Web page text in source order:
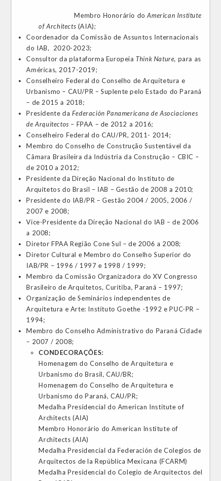
Membro Honorário doAmerican Institute
of Architects (AIA);
Coordenador da Comissão de Assuntos Internacionais
do IAB, 2020-2023;
Consultor da plataforma EuropeiaThink Nature, para as
Américas, 2017-2019;
Conselheiro Federal do Conselho de Arquitetura e
Urbanismo – CAU/PR – Suplente pelo Estado do Paraná
– de 2015 a 2018;
Presidente da Federación Panamericana de Asociaciones
de Arquitectos – FPAA – de 2012 a 2016;
Conselheiro Federal do CAU/PR, 2011- 2014;
Membro do Conselho de Construção Sustentável da
Câmara Brasileira da Indústria da Construção – CBIC –
de 2010 a 2012;
Presidente da Direção Nacional do Instituto de
Arquitetos do Brasil – IAB – Gestão de 2008 a 2010;
Presidente do IAB/PR – Gestão 2004 / 2005, 2006 /
2007 e 2008;
Vice-Presidente da Direção Nacional do IAB – de 2006
a 2008;
Diretor FPAA Região Cone Sul – de 2006 a 2008;
Diretor Cultural e Membro do Conselho Superior do
IAB/PR – 1996 / 1997 e 1998 / 1999;
Membro da Comissão Organizadora do XV Congresso
Brasileiro de Arquitetos, Curitiba, Paraná – 1997;
Organização de Seminários independentes de
Arquitetura e Arte: Instituto Goethe -1992 e PUC-PR –
1994;
Membro do Conselho Administrativo do Paraná Cidade
– 2007 / 2008;
CONDECORAÇÕES:
Homenagem do Conselho de Arquitetura e
Urbanismo do Brasil, CAU/BR;
Homenagem do Conselho de Arquitetura e
Urbanismo do Paraná, CAU/PR;
Medalha Presidencial do American Institute of
Architects (AIA)
Membro Honorário do American Institute of
Architects (AIA)
Medalha Presidencial da Federación de Colegios de
Arquitectos de la República Mexicana (FCARM)
Medalha Presidencial do Colegio de Arquitectos del